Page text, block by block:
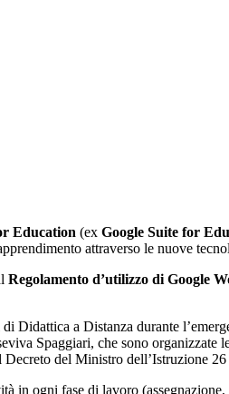
Education (ex Google Suite for
attraverso le nuove
Regolamento d’utilizzo di Google
a Distanza durante
Spaggiari, che sono
del Ministro dell’Istruzione
ogni fase di lavoro